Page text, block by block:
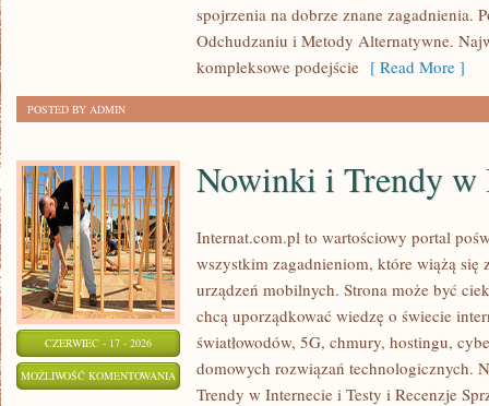
spojrzenia na dobrze znane zagadnienia.
Odchudzaniu i Metody Alternatywne.
kompleksowe podejście [ Read More ]
POSTED BY ADMIN
CZERWIEC - 17 - 2026
MOŻLIWOŚĆ KOMENTOWANIA NOWINKI
Nowinki i Trendy w
Internat.com.pl to wartościowy portal
wszystkim zagadnieniom, które wiążą się
urządzeń mobilnych. Strona może być
chcą uporządkować wiedzę o świecie
światłowodów, 5G, chmury, hostingu,
domowych rozwiązań technologicznych.
Trendy w Internecie i Testy i Recenzje